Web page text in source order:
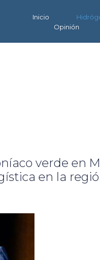
Inicio
Opinión
verde en
en la